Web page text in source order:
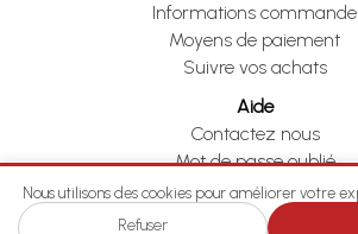
Informations commande
Moyens de paiement
Suivre vos achats
Aide
Contactez nous
Mot de passe oublié
Je me rétracte
Nous utilisons des cookies pour améliorer votre
Refuser